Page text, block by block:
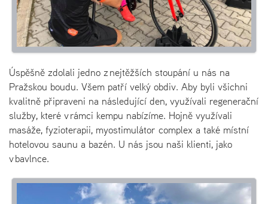
Úspěšně zdolali jedno z nejtěžších stoupání u nás na
Pražskou boudu. Všem patří velký obdiv. Aby byli všichni
kvalitně připraveni na následující den, využívali regenerační
služby, které v rámci kempu nabízíme. Hojně využívali
masáže, fyzioterapii, myostimulátor complex a také místní
hotelovou saunu a bazén. U nás jsou naši klienti, jako
v bavlnce.